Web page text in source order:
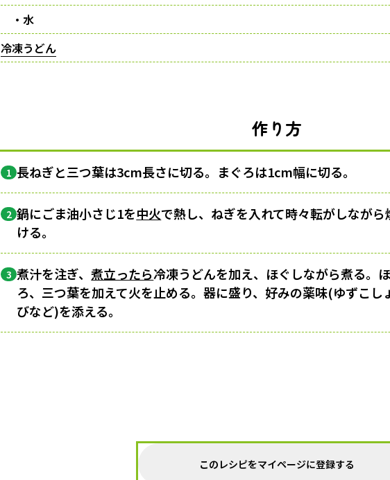
・水
冷凍うどん
作り方
1 長ねぎと三つ葉は3cm長さに切る。まぐろは1cm幅に切る。
2 鍋にごま油小さじ1を中火で熱し、ねぎを入れて時々転がしなが
ける。
3 煮汁を注ぎ、煮立ったら冷凍うどんを加え、ほぐしながら煮る。
ろ、三つ葉を加えて火を止める。器に盛り、好みの薬味(ゆずこし
びなど)を添える。
このレシピをマイページに登録する